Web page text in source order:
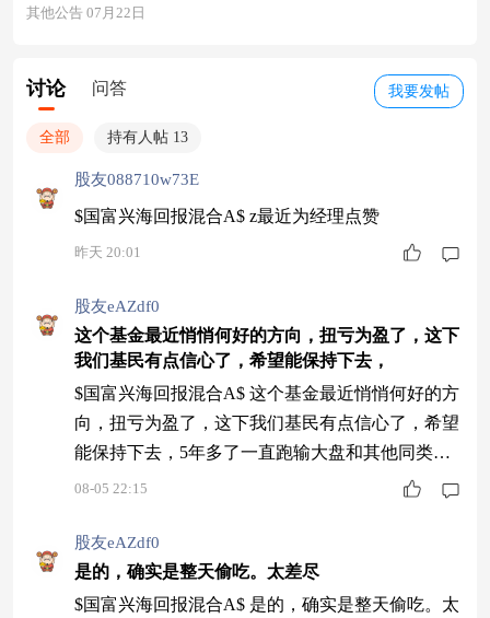
其他公告 07月22日
我要发帖
讨论 问答
全部 持有人帖 13
股友088710w73E
$国富兴海回报混合A$ z最近为经理点赞
昨天 20:01
股友eAZdf0
这个基金最近悄悄何好的方向，扭亏为盈了，这下
我们基民有点信心了，希望能保持下去，
$国富兴海回报混合A$ 这个基金最近悄悄何好的方
向，扭亏为盈了，这下我们基民有点信心了，希望
能保持下去，5年多了一直跑输大盘和其他同类基
金。
08-05 22:15
股友eAZdf0
是的，确实是整天偷吃。太差尽
$国富兴海回报混合A$ 是的，确实是整天偷吃。太